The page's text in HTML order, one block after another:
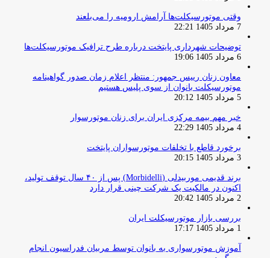
وقتی موتورسیکلت‌ها آرامش ارومیه را می‌بلعند
7 مرداد 1405 22:21
توضیحات شهرداری پایتخت درباره طرح ترافیک موتورسیکلت‌ها
6 مرداد 1405 19:06
معاون زنان رییس جمهور: منتظر اعلام زمان صدور گواهینامه
موتورسیکلت بانوان از سوی پلیس هستیم
5 مرداد 1405 20:12
خبر مهم بیمه مرکزی ایران برای زنان موتورسوار
4 مرداد 1405 22:29
برخورد قاطع با تخلفات موتورسواران پایتخت
3 مرداد 1405 20:15
برند قدیمی موربیدلی (Morbidelli) پس از ۴۰ سال توقف تولید،
اکنون در مالکیت یک شرکت چینی قرار دارد
2 مرداد 1405 20:42
بررسی بازار موتورسیکلت ایران
1 مرداد 1405 17:17
آموزش موتورسواری به بانوان توسط مربیان فدراسیون انجام